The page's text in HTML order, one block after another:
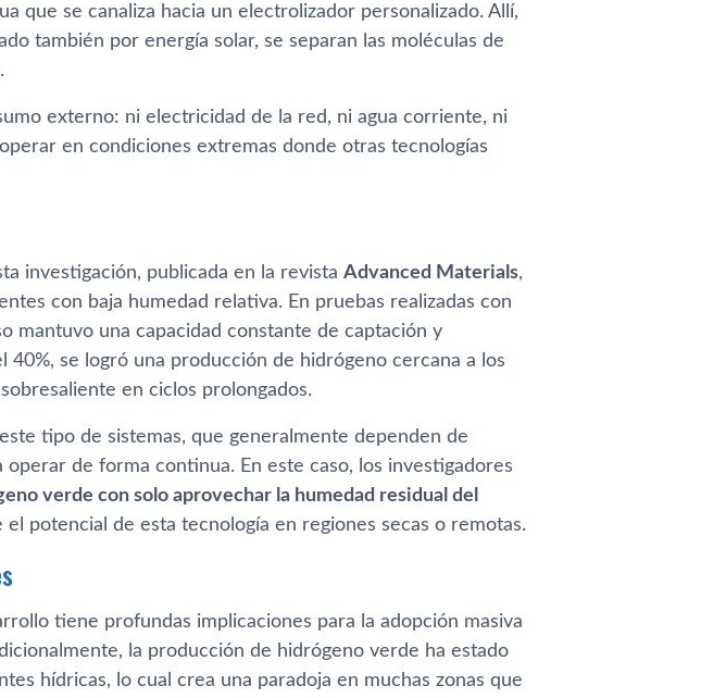
que se canaliza hacia un electrolizador personalizado. Allí,
también por energía solar, se separan las moléculas de
externo: ni electricidad de la red, ni agua corriente, ni
en condiciones extremas donde otras tecnologías
investigación, publicada en la revista Advanced Materials,
con baja humedad relativa. En pruebas realizadas con
mantuvo una capacidad constante de captación y
40%, se logró una producción de hidrógeno cercana a los
en ciclos prolongados.
tipo de sistemas, que generalmente dependen de
de forma continua. En este caso, los investigadores
verde con solo aprovechar la humedad residual del
potencial de esta tecnología en regiones secas o remotas.
tiene profundas implicaciones para la adopción masiva
la producción de hidrógeno verde ha estado
hídricas, lo cual crea una paradoja en muchas zonas que